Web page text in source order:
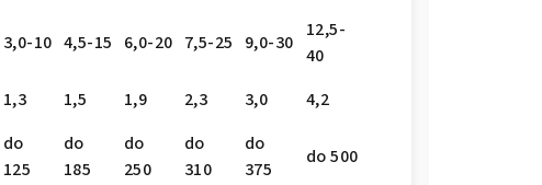
3,0-10 4,5-15 6,0-20 7,5-25 9,0-30
12,5-
40
1,3 1,5 1,9 2,3 3,0
4,2
do
125
do
185
do
250
do
310
do
375
do 500